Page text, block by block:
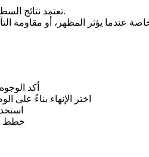
تعتمد نتائج السطح على السبيكة، وجودة الصب، وتحديد الوجه المرئي، والمعالجة المسبقة، وسمك الطلاء، وتحمل اللون، وحماية التعبئة بعد الإنهاء.
خاصة عندما يؤثر المظهر، أو مقاومة
أكد
اختر الإنهاء بناءً على
خطط